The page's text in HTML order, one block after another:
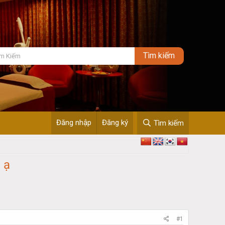
Đăng nhập Đăng ký Tìm kiếm
ạ
#1